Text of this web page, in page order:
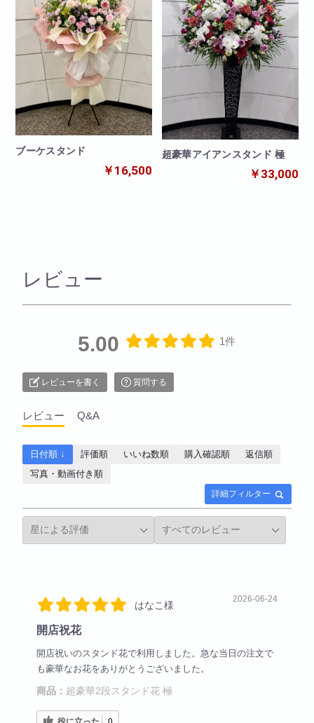
ブーケスタンド
￥16,500
超豪華アイアンスタンド 極
￥33,000
レビュー
5.00 1件
レビューを書く 質問する
レビュー Q&A
詳細フィルター
日付順 ↓ 評価順 いいね数順 購入確認順
返信順
写真・動画付き順
はなこ様
2026-06-24
開店祝花
開店祝いのスタンド花で利用しました。急な当日の注文で
も豪華なお花をありがとうございました。
商品： 超豪華2段スタンド花 極